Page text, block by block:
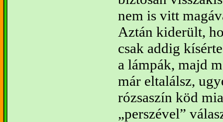
nem is vitt
Aztán kiderült,
csak addig
a lámpák, majd
már eltalálsz,
rózsaszín köd
perszével”